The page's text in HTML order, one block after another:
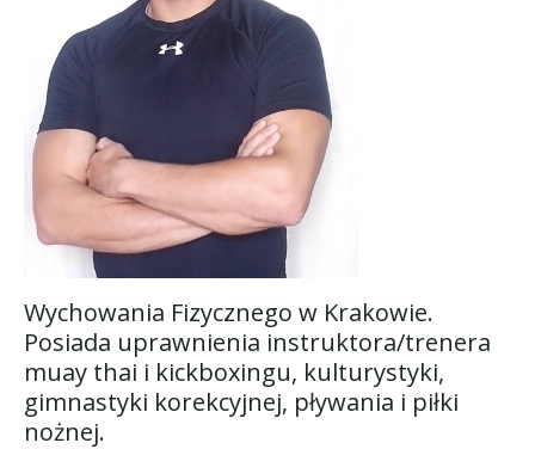
Wychowania Fizycznego w Krakowie.
Posiada uprawnienia instruktora/trenera
muay thai i kickboxingu, kulturystyki,
gimnastyki korekcyjnej, pływania i piłki
nożnej.